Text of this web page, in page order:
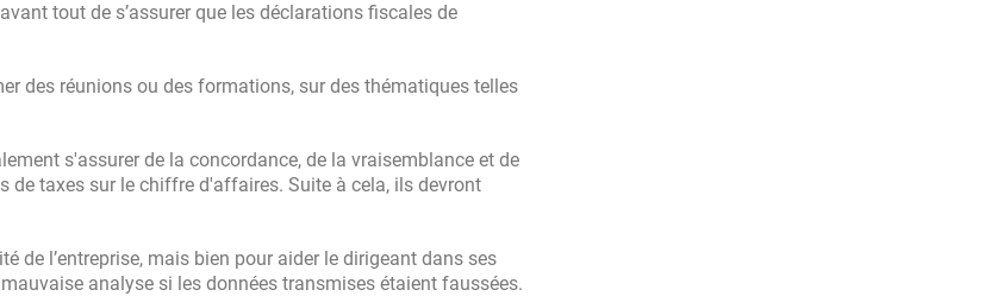
tout de s’assurer que les déclarations fiscales de
des réunions ou des formations, sur des thématiques telles
s'assurer de la concordance, de la vraisemblance et de
de taxes sur le chiffre d'affaires. Suite à cela, ils devront
de l’entreprise, mais bien pour aider le dirigeant dans ses
analyse si les données transmises étaient faussées.